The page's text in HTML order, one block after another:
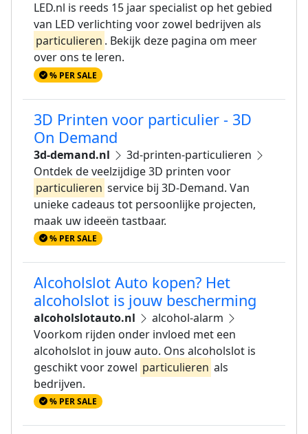
LED.nl is reeds 15 jaar specialist op het gebied
van LED verlichting voor zowel bedrijven als
particulieren . Bekijk deze pagina om meer
over ons te leren.
% PER SALE
3D Printen voor particulier - 3D
On Demand
3d-demand.nl
3d-printen-particulieren
Ontdek de veelzijdige 3D printen voor
particulieren service bij 3D-Demand. Van
unieke cadeaus tot persoonlijke projecten,
maak uw ideeën tastbaar.
% PER SALE
Alcoholslot Auto kopen? Het
alcoholslot is jouw bescherming
alcoholslotauto.nl
alcohol-alarm
Voorkom rijden onder invloed met een
alcoholslot in jouw auto. Ons alcoholslot is
geschikt voor zowel particulieren als
bedrijven.
% PER SALE